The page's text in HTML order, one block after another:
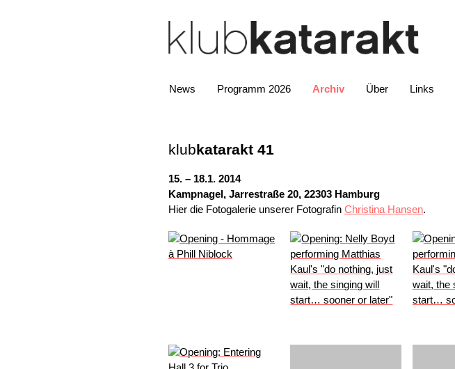
News Programm 2026 Archiv Über Links
klubkatarakt 41
15. – 18.1. 2014
Kampnagel, Jarrestraße 20, 22303 Hamburg
Hier die Fotogalerie unserer Fotografin Christina Hansen.